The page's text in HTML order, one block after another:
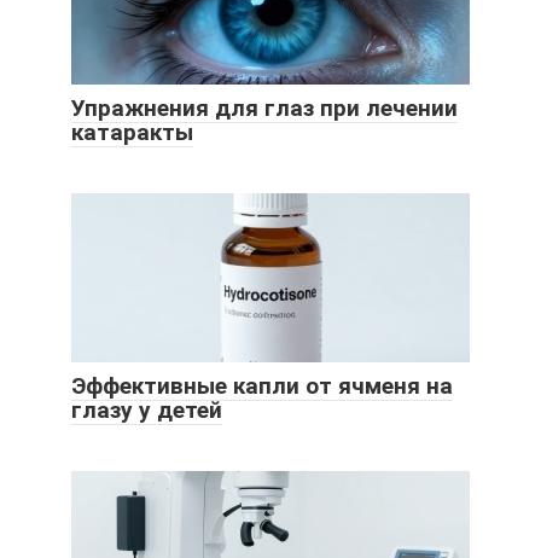
Упражнения для глаз при лечении
катаракты
Эффективные капли от ячменя на
глазу у детей